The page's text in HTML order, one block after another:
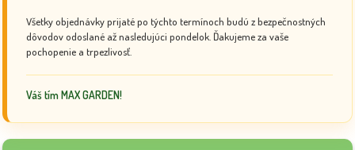
Všetky objednávky prijaté po týchto termínoch budú z bezpečnostných
dôvodov odoslané až nasledujúci pondelok. Ďakujeme za vaše
pochopenie a trpezlivosť.
Váš tím MAX GARDEN!